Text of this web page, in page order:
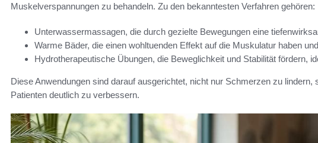
Muskelverspannungen zu behandeln. Zu den bekanntesten Verfahren gehören:
Unterwassermassagen, die durch gezielte Bewegungen eine
Warme Bäder, die einen wohltuenden Effekt auf die Muskulatur haben
Hydrotherapeutische Übungen, die Beweglichkeit und Stabilität fördern,
Diese Anwendungen sind darauf ausgerichtet, nicht nur Schmerzen zu lindern,
Patienten deutlich zu verbessern.